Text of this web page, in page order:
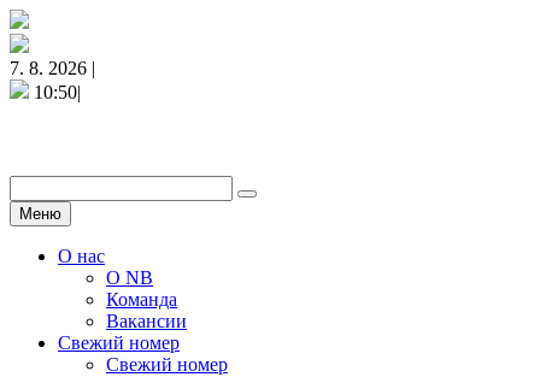
7. 8. 2026 |
10:50|
Меню
О нас
О NB
Команда
Вакансии
Свежий номер
Свежий номер